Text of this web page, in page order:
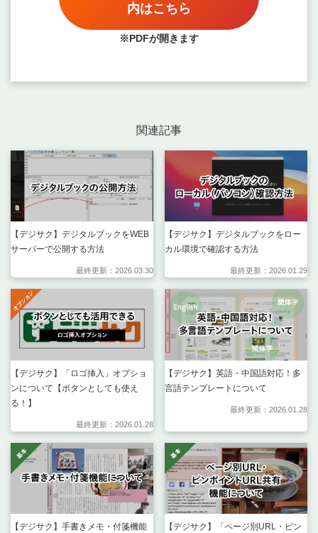
内はこちら
※PDFが開きます
関連記事
【デジサク】デジタルブックをWEB
サーバーで公開する方法
最終更新：2026.03.30
【デジサク】デジタルブックをロー
カル環境で確認する方法
最終更新：2026.01.29
【デジサク】「ロゴ挿入」オプショ
ンについて【ボタンとしても使え
る！】
最終更新：2026.01.28
【デジサク】英語・中国語対応！多
言語テンプレートについて
最終更新：2026.01.28
【デジサク】手書きメモ・付箋機能
【デジサク】「ページ別URL・ピン